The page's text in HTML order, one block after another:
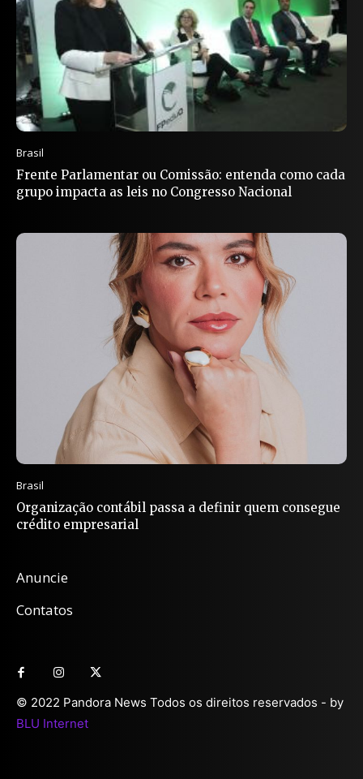
Brasil
Frente Parlamentar ou Comissão: entenda como cada
grupo impacta as leis no Congresso Nacional
Brasil
Organização contábil passa a definir quem consegue
crédito empresarial
Anuncie
Contatos
© 2022 Pandora News Todos os direitos reservados - by
BLU Internet